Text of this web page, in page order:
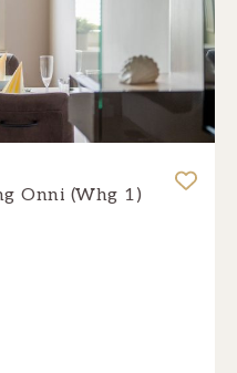
Onni (Whg 1)